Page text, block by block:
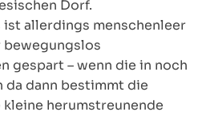
Dorf.
ist allerdings menschenleer
bewegungslos
gespart – wenn die in noch
da dann bestimmt die
herumstreunende